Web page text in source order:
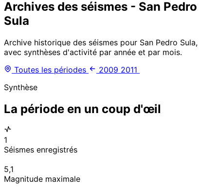
Archives des séismes - San Pedro
Sula
Archive historique des séismes pour San Pedro Sula,
avec synthèses d'activité par année et par mois.
Toutes les périodes
2009 2011
Synthèse
La période en un coup d'œil
1
Séismes enregistrés
5,1
Magnitude maximale